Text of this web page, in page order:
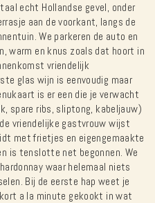
echt Hollandse gevel, onder
aan de voorkant, langs de
We parkeren de auto en
warm en knus zoals dat hoort in
vriendelijk
glas wijn is eenvoudig maar
is er een die je verwacht
spare ribs, sliptong, kabeljauw)
vriendelijke gastvrouw wijst
met frietjes en eigengemaakte
is tenslotte net begonnen. We
waar helemaal niets
Bij de eerste hap weet je
a la minute gekookt in wat